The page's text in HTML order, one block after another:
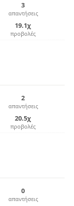
3
απαντήσεις
19.1χ
προβολές
2
απαντήσεις
20.5χ
προβολές
0
απαντήσεις